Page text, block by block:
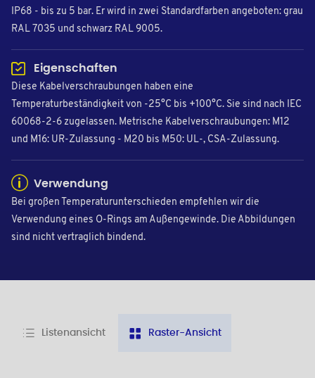
IP68 - bis zu 5 bar. Er wird in zwei Standardfarben angeboten: grau
RAL 7035 und schwarz RAL 9005.
Eigenschaften
Diese Kabelverschraubungen haben eine
Temperaturbeständigkeit von -25°C bis +100°C. Sie sind nach IEC
60068-2-6 zugelassen. Metrische Kabelverschraubungen: M12
und M16: UR-Zulassung - M20 bis M50: UL-, CSA-Zulassung.
Verwendung
Bei großen Temperaturunterschieden empfehlen wir die
Verwendung eines O-Rings am Außengewinde. Die Abbildungen
sind nicht vertraglich bindend.
Listenansicht Raster-Ansicht